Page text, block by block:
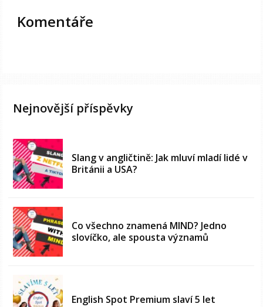
Komentáře
Nejnovější příspěvky
Slang v angličtině: Jak mluví mladí lidé v
Británii a USA?
Co všechno znamená MIND? Jedno
slovíčko, ale spousta významů
English Spot Premium slaví 5 let